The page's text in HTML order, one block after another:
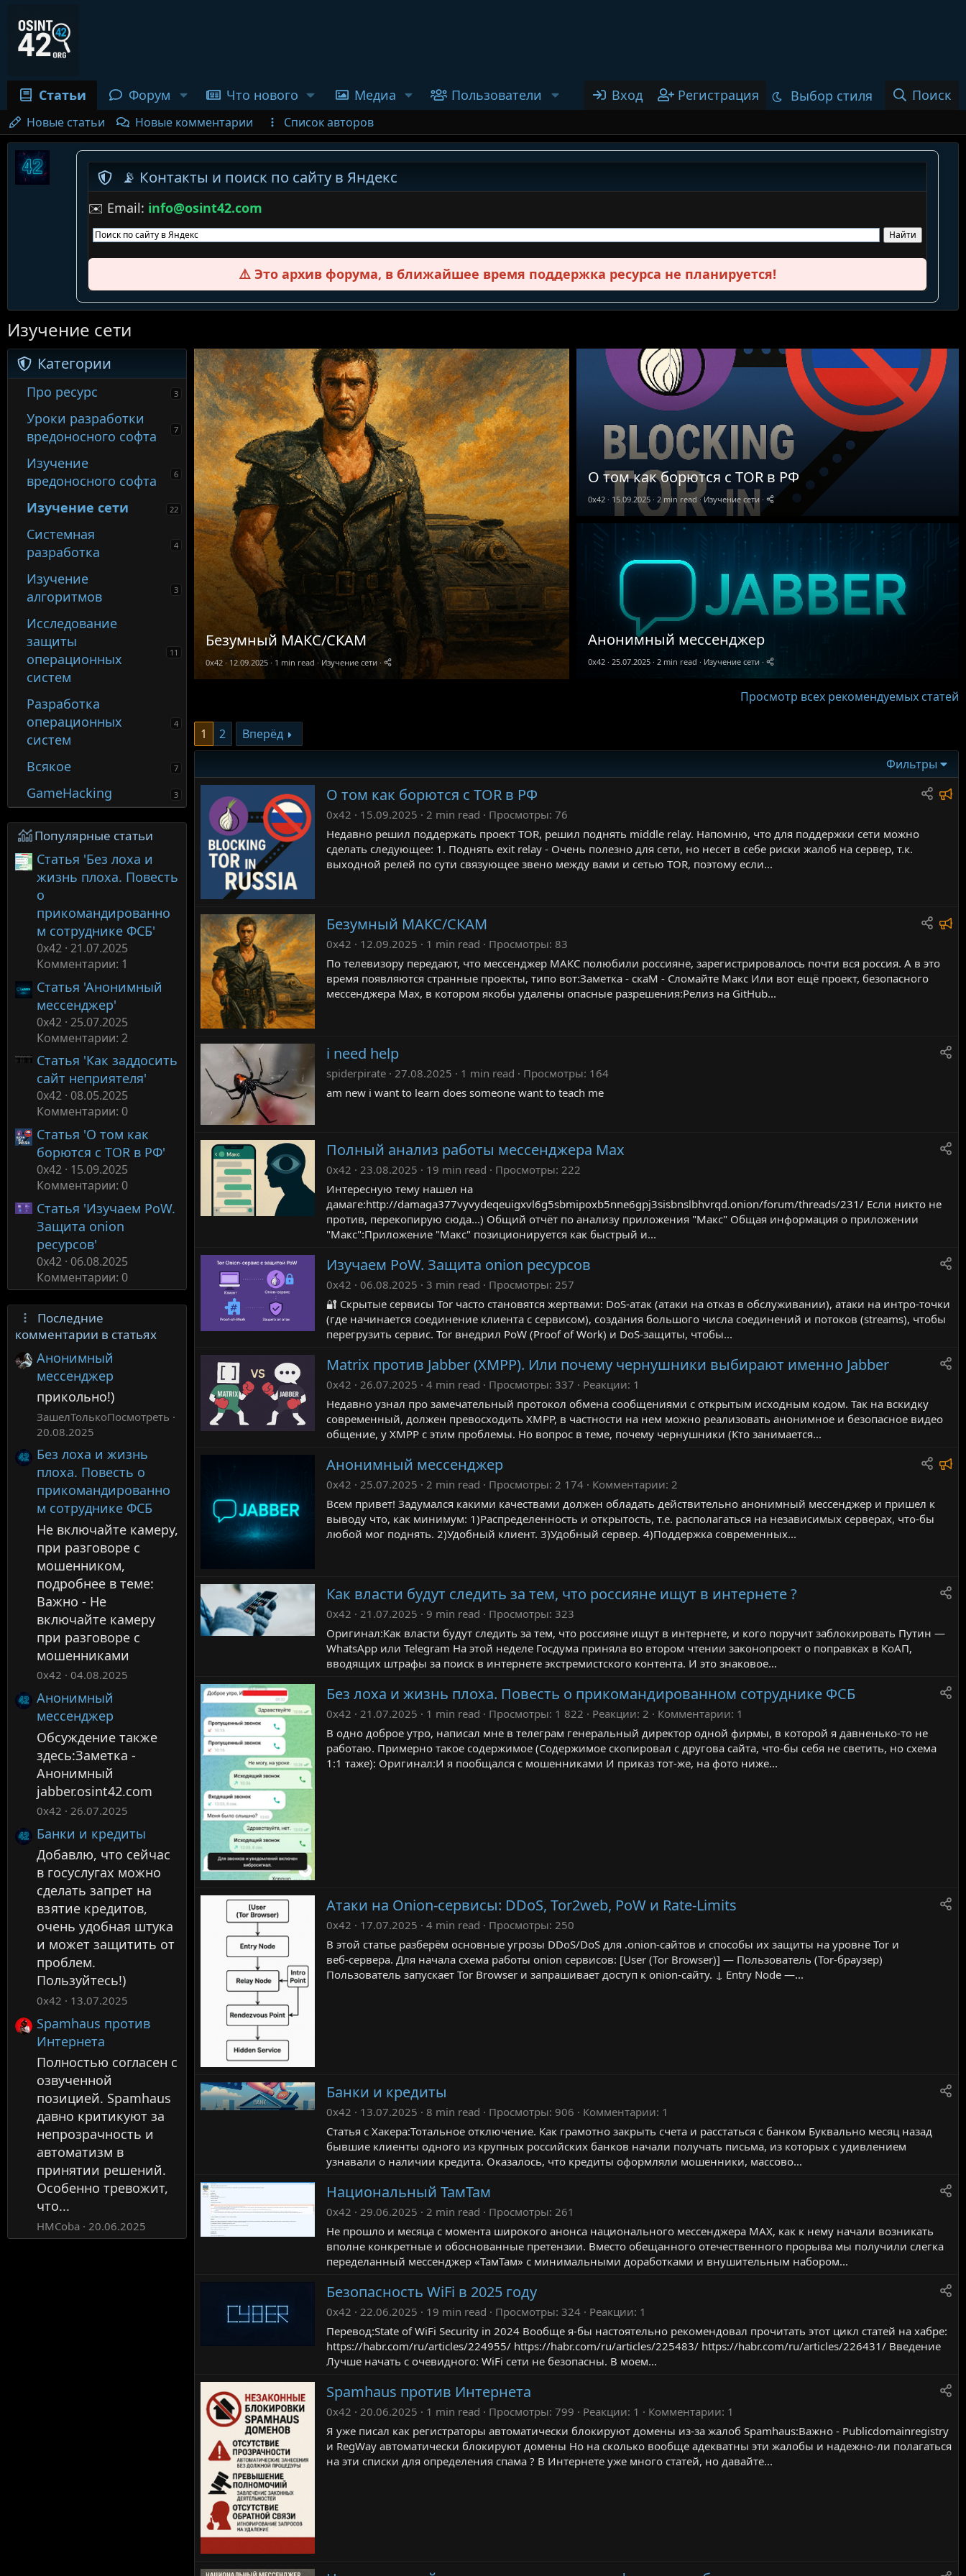
Статьи Форум Что нового Медиа Пользователи Вход Регистрация Выбор стиля Поиск
Новые статьи Новые комментарии Список авторов
📡 Контакты и поиск по сайту в Яндекс
✉️ Email: info@osint42.com
⚠️ Это архив форума, в ближайшее время поддержка ресурса не планируется!
Изучение сети
Категории
Про ресурс 3
Уроки разработки
вредоносного софта
7
Изучение
вредоносного софта
6
Изучение сети 22
Системная
разработка
4
Изучение
алгоритмов
3
Исследование
защиты
операционных
систем
11
Разработка
операционных
систем
4
Всякое 7
GameHacking 3
Популярные статьи
Статья 'Без лоха и
жизнь плоха. Повесть
о
прикомандированно
м сотруднике ФСБ'
0x42 21.07.2025
Комментарии: 1
Статья 'Анонимный
мессенджер'
0x42 25.07.2025
Комментарии: 2
Статья 'Как заддосить
сайт неприятеля'
0x42 08.05.2025
Комментарии: 0
Статья 'О том как
борются с TOR в РФ'
0x42 15.09.2025
Комментарии: 0
Статья 'Изучаем PoW.
Защита onion
ресурсов'
0x42 06.08.2025
Комментарии: 0
Последние
комментарии в статьях
Анонимный
мессенджер
прикольно!)
ЗашелТолькоПосмотреть
20.08.2025
Без лоха и жизнь
плоха. Повесть о
прикомандированно
м сотруднике ФСБ
Не включайте камеру,
при разговоре с
мошенником,
подробнее в теме:
Важно - Не
включайте камеру
при разговоре с
мошенниками
0x42 04.08.2025
Анонимный
мессенджер
Обсуждение также
здесь:Заметка -
Анонимный
jabber.osint42.com
0x42 26.07.2025
Банки и кредиты
Добавлю, что сейчас
в госуслугах можно
сделать запрет на
взятие кредитов,
очень удобная штука
и может защитить от
проблем.
Пользуйтесь!)
0x42 13.07.2025
Spamhaus против
Интернета
Полностью согласен с
озвученной
позицией. Spamhaus
давно критикуют за
непрозрачность и
автоматизм в
принятии решений.
Особенно тревожит,
что...
HMCoba 20.06.2025
Безумный МАКС/СКАМ
0x42 12.09.2025 1 min read Изучение сети
О том как борются с TOR в РФ
0x42 15.09.2025 2 min read Изучение сети
Анонимный мессенджер
0x42 25.07.2025 2 min read Изучение сети
Просмотр всех рекомендуемых статей
1 2
Вперёд
Фильтры
Р
д
О том как борются с TOR в РФ
0x42 15.09.2025 2 min read Просмотры 76
Недавно решил поддержать проект TOR, решил поднять middle relay. Напомню, что для поддержки сети можно
сделать следующее: 1. Поднять exit relay - Очень полезно для сети, но несет в себе риски жалоб на сервер, т.к.
выходной релей по сути связующее звено между вами и сетью TOR, поэтому если...
Р
Безумный МАКС/СКАМ
0x42 12.09.2025 1 min read Просмотры 83
По телевизору передают, что мессенджер МАКС полюбили россияне, зарегистрировалось почти вся россия. А в это
время появляются странные проекты, типо вот:Заметка - скаМ - Сломайте Макс Или вот ещё проект, безопасного
мессенджера Maх, в котором якобы удалены опасные разрешения:Релиз на GitHub...
i need help
spiderpirate 27.08.2025 1 min read Просмотры 164
am new i want to learn does someone want to teach me
Полный анализ работы мессенджера Max
0x42 23.08.2025 19 min read Просмотры 222
Интересную тему нашел на
дамаге:http://damaga377vyvydeqeuigxvl6g5sbmipoxb5nne6gpj3sisbnslbhvrqd.onion/forum/threads/231/ Если никто не
против, перекопирую сюда...) Общий отчёт по анализу приложения "Макс" Общая информация о приложении
"Макс":Приложение "Макс" позиционируется как быстрый и...
Изучаем PoW. Защита onion ресурсов
0x42 06.08.2025 3 min read Просмотры 257
🔐 Скрытые сервисы Tor часто становятся жертвами: DoS-атак (атаки на отказ в обслуживании), атаки на интро-точки
(где начинается соединение клиента с сервисом), создания большого числа соединений и потоков (streams), чтобы
перегрузить сервис. Tor внедрил PoW (Proof of Work) и DoS-защиты, чтобы...
Matrix против Jabber (XMPP). Или почему чернушники выбирают именно Jabber
0x42 26.07.2025 4 min read Просмотры 337 Реакции 1
Недавно узнал про замечательный протокол обмена сообщениями с открытым исходным кодом. Так на вскидку
современный, должен превосходить XMPP, в частности на нем можно реализовать анонимное и безопасное видео
общение, у XMPP с этим проблемы. Но вопрос в теме, почему чернушники (Кто занимается...
Р
Анонимный мессенджер
0x42 25.07.2025 2 min read Просмотры 2 174 Комментарии 2
Всем привет! Задумался какими качествами должен обладать действительно анонимный мессенджер и пришел к
выводу что, как минимум: 1)Распределенность и открытость, т.е. располагаться на независимых серверах, что-бы
любой мог поднять. 2)Удобный клиент. 3)Удобный сервер. 4)Поддержка современных...
Как власти будут следить за тем, что россияне ищут в интернете ?
0x42 21.07.2025 9 min read Просмотры 323
Оригинал:Как власти будут следить за тем, что россияне ищут в интернете, и кого поручит заблокировать Путин —
WhatsApp или Telegram На этой неделе Госдума приняла во втором чтении законопроект о поправках в КоАП,
вводящих штрафы за поиск в интернете экстремистского контента. И это знаковое...
Без лоха и жизнь плоха. Повесть о прикомандированном сотруднике ФСБ
0x42 21.07.2025 1 min read Просмотры 1 822 Реакции 2 Комментарии 1
В одно доброе утро, написал мне в телеграм генеральный директор одной фирмы, в которой я давненько-то не
работаю. Примерно такое содержимое (Содержимое скопировал с другова сайта, что-бы себя не светить, но схема
1:1 таже): Оригинал:И я пообщался с мошенниками И приказ тот-же, на фото ниже...
Атаки на Onion‑сервисы: DDoS, Tor2web, PoW и Rate‑Limits
0x42 17.07.2025 4 min read Просмотры 250
В этой статье разберём основные угрозы DDoS/DoS для .onion‑сайтов и способы их защиты на уровне Tor и
веб‑сервера. Для начала схема работы onion сервисов: [User (Tor Browser)] — Пользователь (Tor-браузер)
Пользователь запускает Tor Browser и запрашивает доступ к onion-сайту. ↓ Entry Node —...
Банки и кредиты
0x42 13.07.2025 8 min read Просмотры 906 Комментарии 1
Статья с Хакера:Тотальное отключение. Как грамотно закрыть счета и расстаться с банком Буквально месяц назад
бывшие клиенты одного из крупных российских банков начали получать письма, из которых с удивлением
узнавали о наличии кредита. Оказалось, что кредиты оформляли мошенники, массово...
Национальный ТамТам
0x42 29.06.2025 2 min read Просмотры 261
Не прошло и месяца с момента широкого анонса национального мессенджера MAX, как к нему начали возникать
вполне конкретные и обоснованные претензии. Вместо обещанного отечественного прорыва мы получили слегка
переделанный мессенджер «ТамТам» с минимальными доработками и внушительным набором...
Безопасность WiFi в 2025 году
0x42 22.06.2025 19 min read Просмотры 324 Реакции 1
Перевод:State of WiFi Security in 2024 Вообще я-бы настоятельно рекомендовал прочитать этот цикл статей на хабре:
https://habr.com/ru/articles/224955/ https://habr.com/ru/articles/225483/ https://habr.com/ru/articles/226431/ Введение
Лучше начать с очевидного: WiFi сети не безопасны. В моем...
Spamhaus против Интернета
0x42 20.06.2025 1 min read Просмотры 799 Реакции 1 Комментарии 1
Я уже писал как регистраторы автоматически блокируют домены из-за жалоб Spamhaus:Важно - Publicdomainregistry
и RegWay автоматически блокируют домены Но на сколько вообще адекватны эти жалобы и надежно-ли полагаться
на эти списки для определения спама ? В Интернете уже много статей, но давайте...